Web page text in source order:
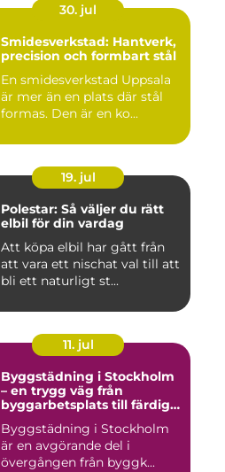
30. jul
Smidesverkstad: Hantverk,
precision och formbart stål
En smidesverkstad Uppsala
är mer än en plats där stål
formas. Den är en ko...
19. jul
Polestar: Så väljer du rätt
elbil för din vardag
Att köpa elbil har gått från
att vara ett nischat val till att
bli ett naturligt st...
11. jul
Byggstädning i Stockholm
– en trygg väg från
byggarbetsplats till färdig
Byggstädning i Stockholm
är en avgörande del i
övergången från byggk...